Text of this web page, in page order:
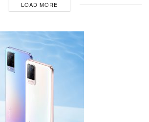
LOAD MORE